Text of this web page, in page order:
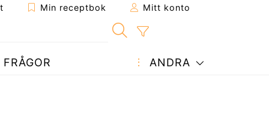
Min receptbok Mitt konto
FRÅGOR ANDRA